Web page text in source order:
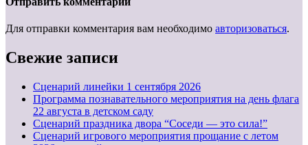
Для отправки комментария вам необходимо авторизоваться.
Свежие записи
Cценарий линейки 1 сентября 2026
Программа познавательного мероприятия на день флага
22 августа в детском саду
Сценарий праздника двора “Соседи — это сила!”
Сценарий игрового мероприятия прощание с летом